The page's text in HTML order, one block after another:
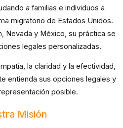
a familias e individuos a
migratorio de Estados Unidos.
Nevada y México, su práctica se
legales personalizadas.
la claridad y la efectividad,
entienda sus opciones legales y
posible.
Misión